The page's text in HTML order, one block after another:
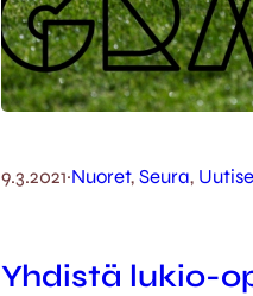
9.3.2021·Nuoret, Seura,
Yhdistä lukio-